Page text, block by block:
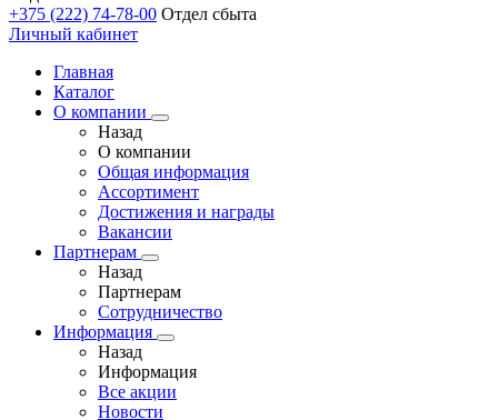
+375 (222) 74-78-00 Отдел сбыта
Личный кабинет
Главная
Каталог
О компании
Назад
О компании
Общая информация
Ассортимент
Достижения и награды
Вакансии
Партнерам
Назад
Партнерам
Сотрудничество
Информация
Назад
Информация
Все акции
Новости